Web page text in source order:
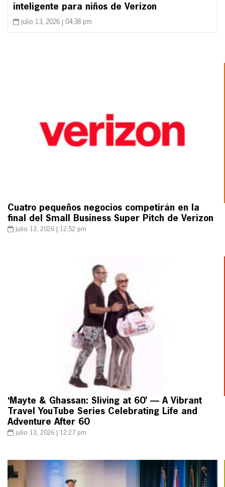
inteligente para niños de Verizon
julio 13, 2026 | 04:38 pm
Cuatro pequeños negocios competirán en la
final del Small Business Super Pitch de Verizon
julio 13, 2026 | 12:52 pm
‘Mayte & Ghassan: Sliving at 60’ — A Vibrant
Travel YouTube Series Celebrating Life and
Adventure After 60
julio 13, 2026 | 12:27 pm